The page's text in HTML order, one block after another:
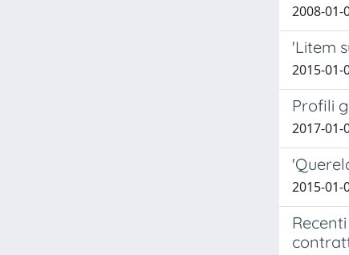
2008-01-
'Litem
2015-01-
Profili
2017-01-
2015-01-